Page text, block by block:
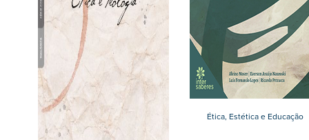
Ética, Estética e Educação